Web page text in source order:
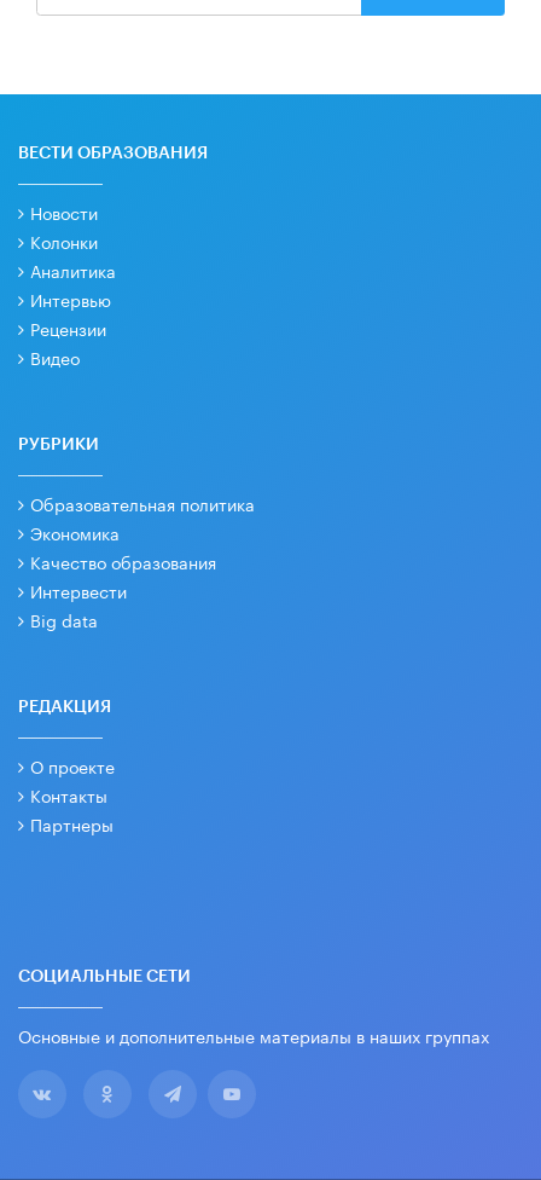
ВЕСТИ ОБРАЗОВАНИЯ
Новости
Колонки
Аналитика
Интервью
Рецензии
Видео
РУБРИКИ
Образовательная политика
Экономика
Качество образования
Интервести
Big data
РЕДАКЦИЯ
О проекте
Контакты
Партнеры
СОЦИАЛЬНЫЕ СЕТИ
Основные и дополнительные материалы в наших группах